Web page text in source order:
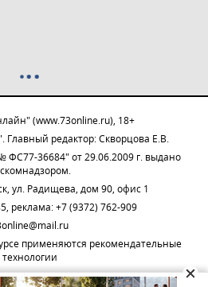
(www.73online.ru), 18+
редактор: Скворцова Е.В.
36684" от 29.06.2009 г. выдано
ул. Радищева, дом 90, офис 1
реклама: +7 (9372) 762-909
применяются рекомендательные
технологии